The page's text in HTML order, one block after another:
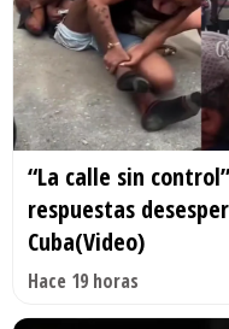
“La calle sin
respuestas
Cuba(Video)
Hace 19 horas